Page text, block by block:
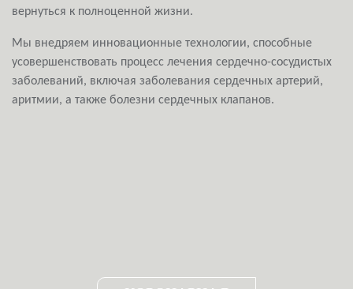
вернуться к полноценной жизни.
Мы внедряем инновационные технологии, способные
усовершенствовать процесс лечения сердечно-сосудистых
заболеваний, включая заболевания сердечных артерий,
аритмии, а также болезни сердечных клапанов.